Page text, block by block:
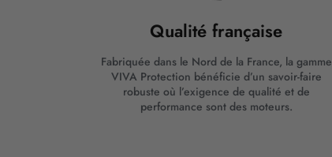
Qualité française
Fabriquée dans le Nord de la France, la gamme
VIVA Protection bénéficie d’un savoir-faire
robuste où l’exigence de qualité et de
performance sont des moteurs.